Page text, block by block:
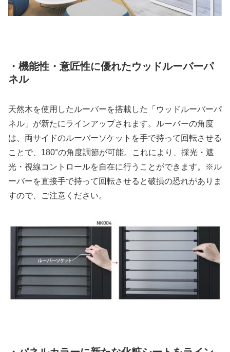
・機能性・意匠性に優れたウッドルーバーパ
ネル
天然木を使用したルーバーを搭載した「ウッドルーバーパ
ネル」が新たにラインアップされます。ルーバーの角度
は、両サイドのルーバーソケットを手で持って回転させる
ことで、180°の角度調節が可能。これにより、採光・遮
光・視線コントロールを自在に行うことができます。※ル
ーバーを直接手で持って回転させると破損の恐れがありま
すので、ご注意ください。